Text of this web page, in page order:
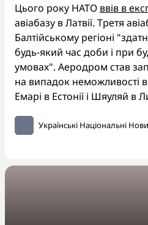
Цього року НАТО ввів в
авіабазу в Латвії. Третя
Балтійському регіоні
будь-який час доби і при
умовах". Аеродром став
на випадок неможливості
Емарі в Естонії і Шяуляй в
Українські Національні